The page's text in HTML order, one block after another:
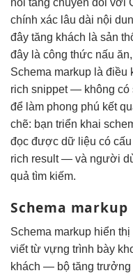
nói tăng chuyển đổi với
chính xác lâu dài nội
đây tăng khách là sản
đây là công thức nấu
Schema markup là điều
rich snippet — không có
để làm phong phú kết
chẽ: bạn triển khai
đọc được dữ liệu có
rich result — và người
quả tìm kiếm.
Schema markup
Schema markup hiển
viếttừ vựng trình bày
khách — bộ tăng trưởng